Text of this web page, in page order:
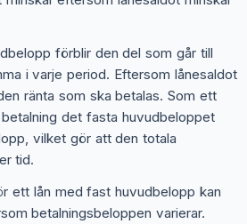
förblir den del som går till
i varje period. Eftersom lånesaldot
ränta som ska betalas. Som ett
det fasta huvudbeloppet
vilket gör att den totala
tid.
ett lån med fast huvudbelopp kan
betalningsbeloppen varierar.